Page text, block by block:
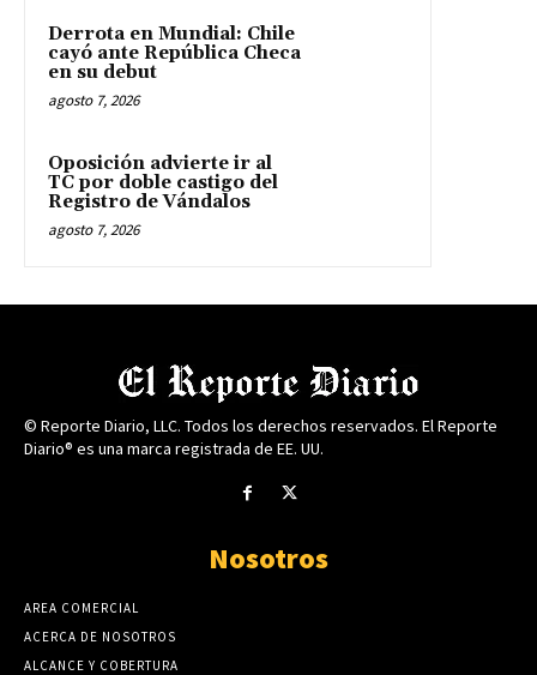
Derrota en Mundial: Chile
cayó ante República Checa
en su debut
agosto 7, 2026
Oposición advierte ir al
TC por doble castigo del
Registro de Vándalos
agosto 7, 2026
© Reporte Diario, LLC. Todos los derechos reservados. El Reporte
Diario® es una marca registrada de EE. UU.
Nosotros
AREA COMERCIAL
ACERCA DE NOSOTROS
ALCANCE Y COBERTURA